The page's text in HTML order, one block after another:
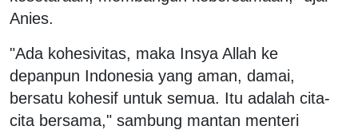
Anies.
"Ada kohesivitas, maka Insya Allah ke
depanpun Indonesia yang aman, damai,
bersatu kohesif untuk semua. Itu adalah cita-
cita bersama," sambung mantan menteri